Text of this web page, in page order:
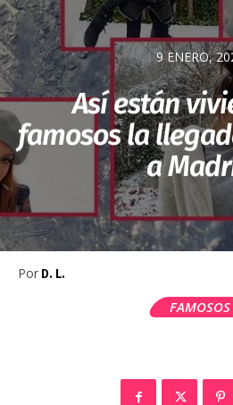
9 ENERO,
Así están
famosos la
a
Por D. L.
FAMOSOS